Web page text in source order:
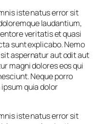
iste natus error sit
laudantium,
veritatis et quasi
sunt explicabo. Nemo
aspernatur aut odit aut
magni dolores eos qui
Neque porro
quia dolor
iste natus error sit